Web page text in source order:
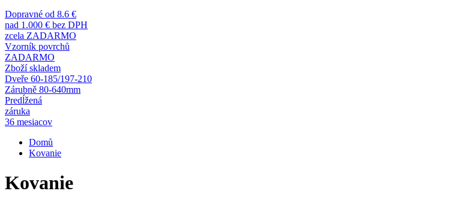
Dopravné od 8.6 €
nad 1.000 € bez DPH
zcela ZADARMO
Vzorník povrchů
ZADARMO
Zboží skladem
Dveře 60-185/197-210
Zárubně 80-640mm
Predĺžená
záruka
36 mesiacov
Domů
Kovanie
Kovanie